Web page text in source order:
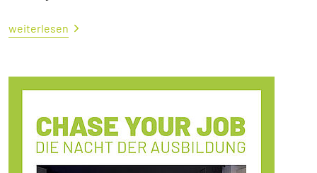
weiterlesen